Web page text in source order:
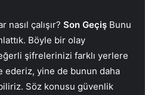
nasıl çalışır? Son Geçiş Bunu
Böyle bir olay
şifrelerinizi farklı yerlere
ederiz, yine de bunun daha
Söz konusu güvenlik